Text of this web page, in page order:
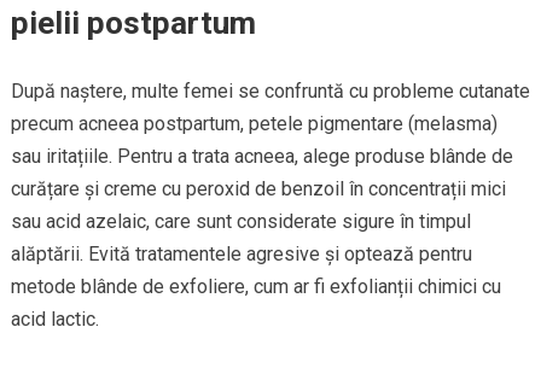
pielii postpartum
După naștere, multe femei se confruntă cu probleme cutanate
precum acneea postpartum, petele pigmentare (melasma)
sau iritațiile. Pentru a trata acneea, alege produse blânde de
curățare și creme cu peroxid de benzoil în concentrații mici
sau acid azelaic, care sunt considerate sigure în timpul
alăptării. Evită tratamentele agresive și optează pentru
metode blânde de exfoliere, cum ar fi exfolianții chimici cu
acid lactic.